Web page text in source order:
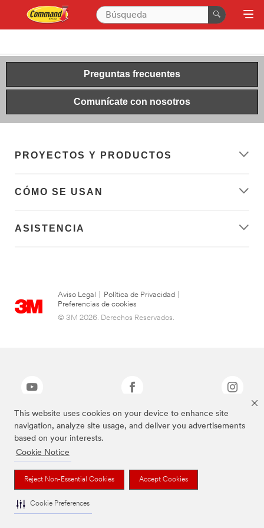
This website uses cookies on your device to enhance site
navigation, analyze site usage, and deliver you advertisements
based on your interests.
Cookie Notice
Reject Non-Essential Cookies Accept Cookies
Cookie Preferences
Preguntas frecuentes
Comunícate con nosotros
PROYECTOS Y PRODUCTOS
CÓMO SE USAN
ASISTENCIA
Aviso Legal Política de Privacidad
Preferencias de cookies
© 3M 2026. Derechos Reservados.